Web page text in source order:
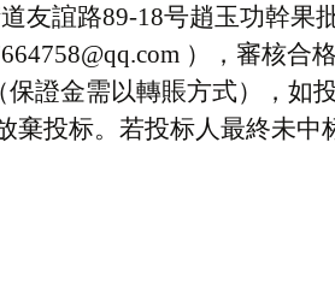
友誼路89-18号趙玉功幹果
）
，審核合
保證金需以轉賬方式），如
棄投标。若投标人最終未中